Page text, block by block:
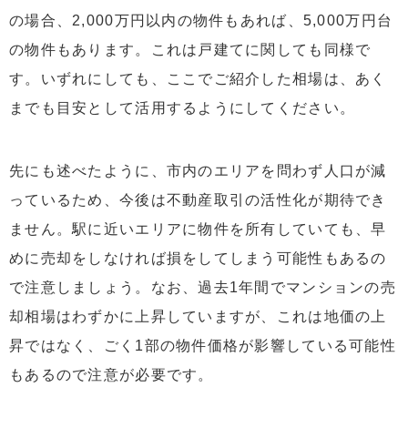
の場合、2,000万円以内の物件もあれば、5,000万円台
の物件もあります。これは戸建てに関しても同様で
す。いずれにしても、ここでご紹介した相場は、あく
までも目安として活用するようにしてください。
先にも述べたように、市内のエリアを問わず人口が減
っているため、今後は不動産取引の活性化が期待でき
ません。駅に近いエリアに物件を所有していても、早
めに売却をしなければ損をしてしまう可能性もあるの
で注意しましょう。なお、過去1年間でマンションの売
却相場はわずかに上昇していますが、これは地価の上
昇ではなく、ごく1部の物件価格が影響している可能性
もあるので注意が必要です。